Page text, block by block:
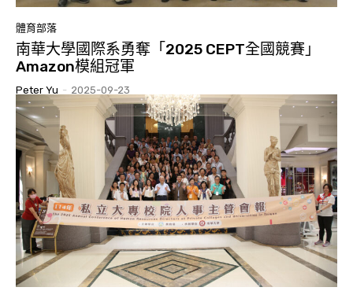
體育部落
南華大學國際系勇奪「2025 CEPT全國競賽」
Amazon模組冠軍
Peter Yu - 2025-09-23